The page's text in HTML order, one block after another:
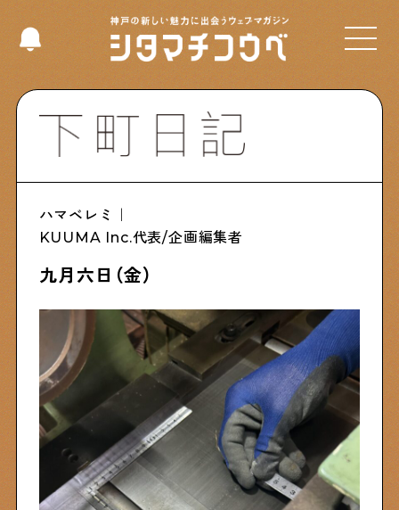
Select Language ▼
今夜、下町で
下町の飲み歩き日記です
下町くらし不動産
物件情報やリノベーション事例を紹介します
下町日記
下町に暮らす人たちに日記を書いてもらいました
ハマベレミ｜
KUUMA Inc.代表/企画編集者
九月六日（金）